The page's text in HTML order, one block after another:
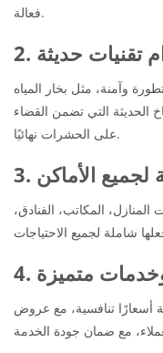
فعالة.
تقنيات حديثة
وآمنة، مثل بخار المياه
الحديثة التي تضمن القضاء
على الحشرات نهائيًا.
لجميع الأماكن
المكاتب، الفنادق،
وخدمات متميزة
تنافسية، مع عروض